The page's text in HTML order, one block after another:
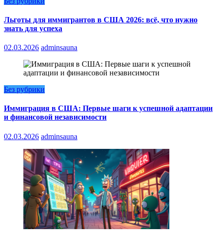
Льготы для иммигрантов в США 2026: всё, что нужно
знать для успеха
02.03.2026 adminsauna
Без рубрики
Иммиграция в США: Первые шаги к успешной адаптации
и финансовой независимости
02.03.2026 adminsauna